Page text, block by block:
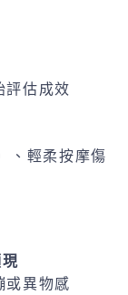
評估成效
、輕柔按摩傷
或異物感